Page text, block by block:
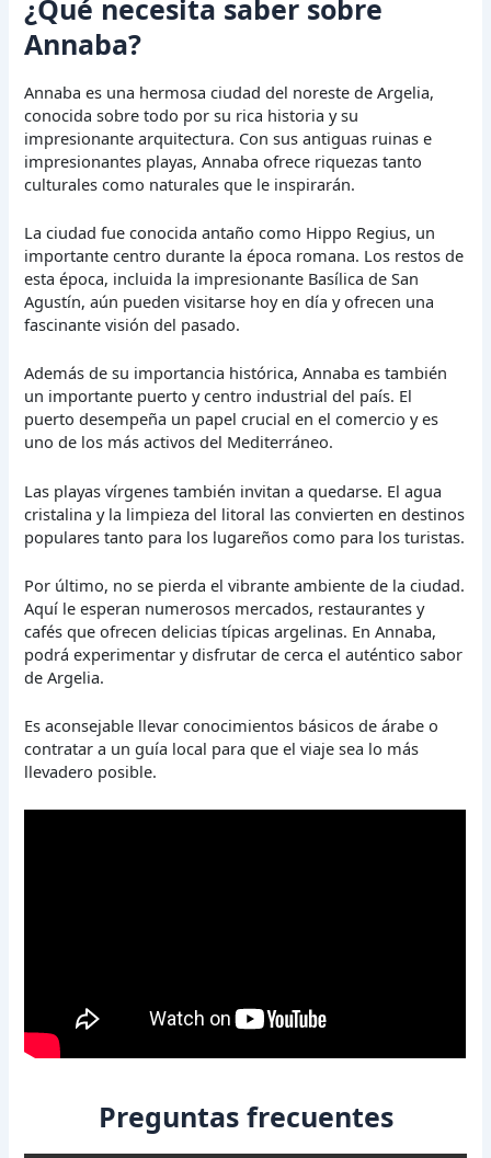
¿Qué necesita saber sobre
Annaba?
Annaba es una hermosa ciudad del noreste de Argelia,
conocida sobre todo por su rica historia y su
impresionante arquitectura. Con sus antiguas ruinas e
impresionantes playas, Annaba ofrece riquezas tanto
culturales como naturales que le inspirarán.
La ciudad fue conocida antaño como Hippo Regius, un
importante centro durante la época romana. Los restos de
esta época, incluida la impresionante Basílica de San
Agustín, aún pueden visitarse hoy en día y ofrecen una
fascinante visión del pasado.
Además de su importancia histórica, Annaba es también
un importante puerto y centro industrial del país. El
puerto desempeña un papel crucial en el comercio y es
uno de los más activos del Mediterráneo.
Las playas vírgenes también invitan a quedarse. El agua
cristalina y la limpieza del litoral las convierten en destinos
populares tanto para los lugareños como para los turistas.
Por último, no se pierda el vibrante ambiente de la ciudad.
Aquí le esperan numerosos mercados, restaurantes y
cafés que ofrecen delicias típicas argelinas. En Annaba,
podrá experimentar y disfrutar de cerca el auténtico sabor
de Argelia.
Es aconsejable llevar conocimientos básicos de árabe o
contratar a un guía local para que el viaje sea lo más
llevadero posible.
Preguntas frecuentes